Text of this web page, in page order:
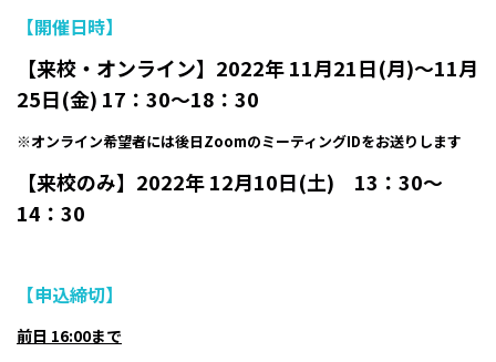
【開催日時】
【来校・オンライン】2022年 11月21日(月)～11月
25日(金) 17：30～18：30
※オンライン希望者には後日ZoomのミーティングIDをお送りします
【来校のみ】2022年 12月10日(土) 13：30～
14：30
【申込締切】
前日 16:00まで